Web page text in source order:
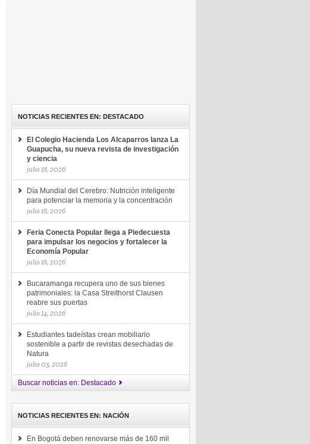
NOTICIAS RECIENTES EN: DESTACADO
El Colegio Hacienda Los Alcaparros lanza La
Guapucha, su nueva revista de investigación
y ciencia
julio 18, 2026
Día Mundial del Cerebro: Nutrición inteligente
para potenciar la memoria y la concentración
julio 18, 2026
Feria Conecta Popular llega a Piedecuesta
para impulsar los negocios y fortalecer la
Economía Popular
julio 18, 2026
Bucaramanga recupera uno de sus bienes
patrimoniales: la Casa Streithorst Clausen
reabre sus puertas
julio 14, 2026
Estudiantes tadeístas crean mobiliario
sostenible a partir de revistas desechadas de
Natura
julio 03, 2026
Buscar noticias en: Destacado
NOTICIAS RECIENTES EN: NACIÓN
En Bogotá deben renovarse más de 160 mil